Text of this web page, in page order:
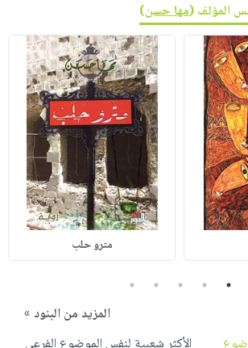
المؤلف (مها حسن)
مترو حلب
1
2
3
4
5
المزيد من البنود »